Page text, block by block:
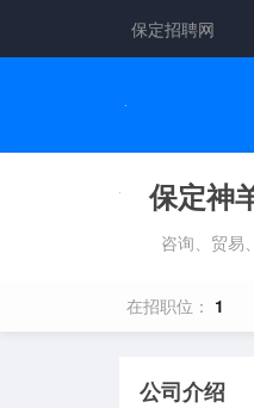
保定招聘网
保定神
咨询、贸易
在招职位： 1
公司介绍